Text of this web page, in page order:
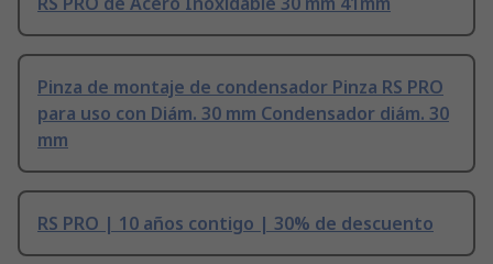
Pinza de montaje de condensador Pinza RS PRO
para uso con Diám. 30 mm Condensador diám. 30
mm
RS PRO | 10 años contigo | 30% de descuento